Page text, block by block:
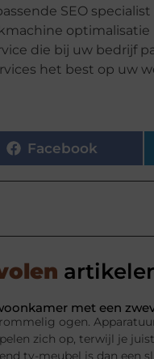
SEO
optimalisatie
die bij uw bedrijf
het best op uw
Facebook
met een
ogen.
zich op, terwijl je
tv-meubel is dan een